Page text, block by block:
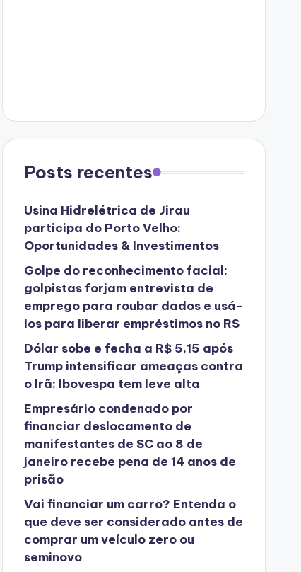
Posts recentes
Usina Hidrelétrica de Jirau
participa do Porto Velho:
Oportunidades & Investimentos
Golpe do reconhecimento facial:
golpistas forjam entrevista de
emprego para roubar dados e usá-
los para liberar empréstimos no RS
Dólar sobe e fecha a R$ 5,15 após
Trump intensificar ameaças contra
o Irã; Ibovespa tem leve alta
Empresário condenado por
financiar deslocamento de
manifestantes de SC ao 8 de
janeiro recebe pena de 14 anos de
prisão
Vai financiar um carro? Entenda o
que deve ser considerado antes de
comprar um veículo zero ou
seminovo